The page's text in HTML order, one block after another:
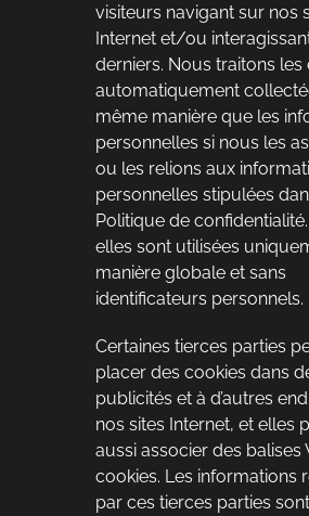
visiteurs navigant sur nos
Internet et/ou
derniers. Nous traitons les
automatiquement
même manière que les
personnelles si nous les
ou les relions aux
personnelles stipulées
Politique de
elles sont utilisées
manière globale et sans
identificateurs personnels.
Certaines tierces parties
placer des cookies dans
publicités et à d’autres
nos sites Internet, et elles
aussi associer des balises
cookies. Les informations
par ces tierces parties sont